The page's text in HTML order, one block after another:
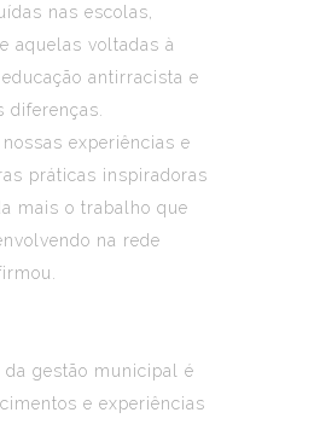
nas escolas,
aquelas voltadas à
antirracista e
diferenças.
experiências e
práticas inspiradoras
mais o trabalho que
na rede
da gestão municipal é
e experiências